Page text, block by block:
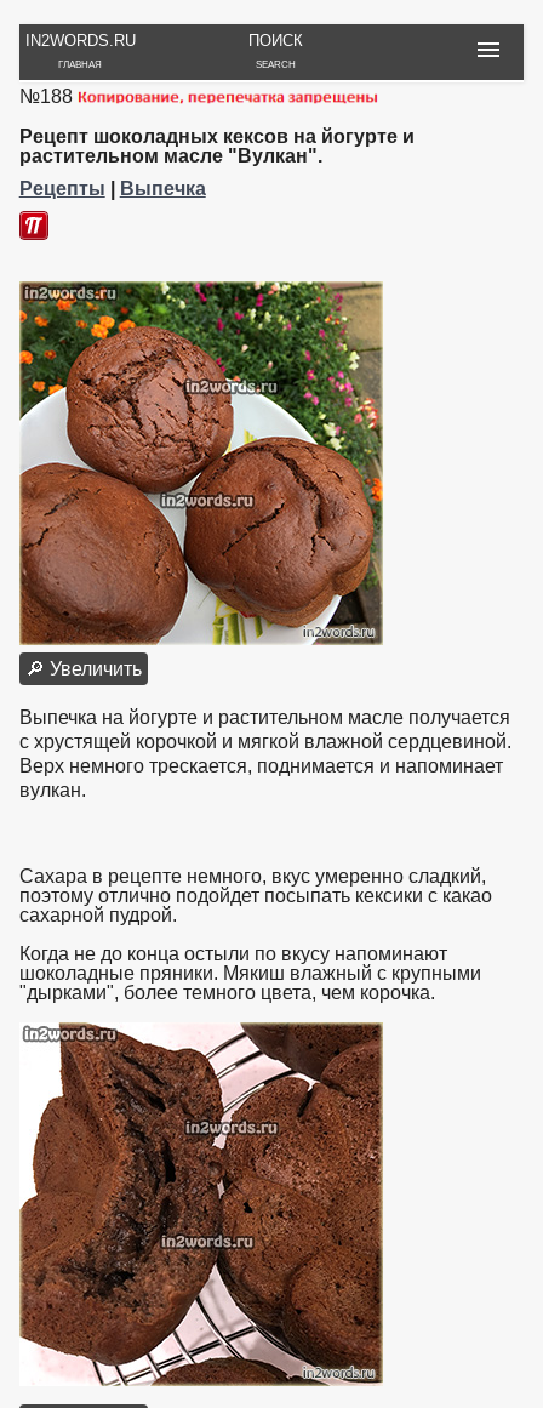
IN2WORDS.RU
ГЛАВНАЯ
ПОИСК
SEARCH
РУКОДЕЛИЕ ТОВАРЫ ПУТЕШЕСТВИЯ
ИГРЫ
И ИГРУШКИ
ОБОИ
№188
Рецепт шоколадных кексов на йогурте и
растительном масле "Вулкан".
Рецепты
Выпечка
🔎 Увеличить
Выпечка на йогурте и растительном масле получается
с хрустящей корочкой и мягкой влажной сердцевиной.
Верх немного трескается, поднимается и напоминает
вулкан.
Сахара в рецепте немного, вкус умеренно сладкий,
поэтому отлично подойдет посыпать кексики с какао
сахарной пудрой.
Когда не до конца остыли по вкусу напоминают
шоколадные пряники. Мякиш влажный с крупными
"дырками", более темного цвета, чем корочка.